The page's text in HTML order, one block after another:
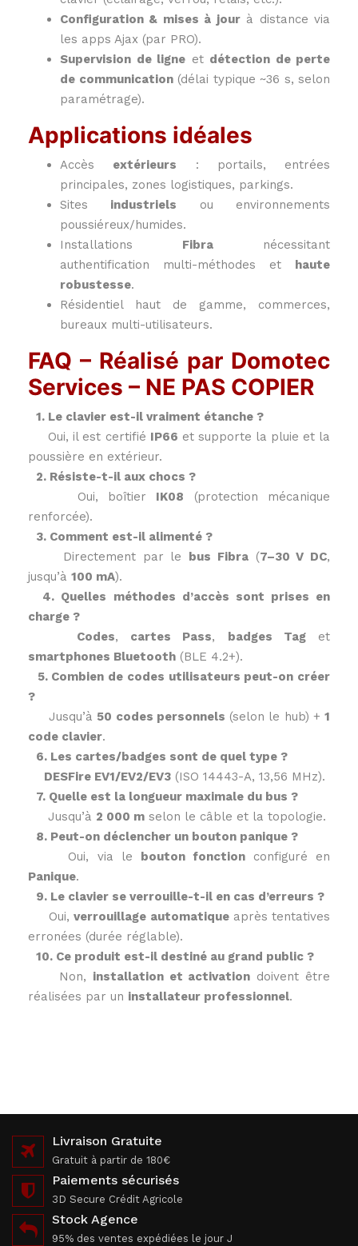
Configuration & mises à jourà distance via
les apps Ajax (par PRO).
Supervision de ligne et détection de perte
de communication(délai typique ~36 s, selon
paramétrage).
Applications idéales
Accès extérieurs : portails, entrées
principales, zones logistiques, parkings.
Sites industriels ou environnements
poussiéreux/humides.
Installations Fibra nécessitant
authentification multi-méthodes et haute
robustesse.
Résidentiel haut de gamme, commerces,
bureaux multi-utilisateurs.
FAQ – Réalisé par Domotec
Services – NE PAS COPIER
1. Le clavier est-il vraiment étanche ?
Oui, il est certifié IP66 et supporte la pluie et la
poussière en extérieur.
2. Résiste-t-il aux chocs ?
Oui, boîtier IK08 (protection mécanique
renforcée).
3. Comment est-il alimenté ?
Directement par le bus Fibra(7–30 V DC,
jusqu’à 100 mA).
4. Quelles méthodes d’accès sont prises en
charge ?
Codes, cartes Pass, badges Taget
smartphones Bluetooth (BLE 4.2+).
5. Combien de codes utilisateurs peut-on créer
?
Jusqu’à 50 codes personnels (selon le hub) +1
code clavier.
6. Les cartes/badges sont de quel type ?
DESFire EV1/EV2/EV3 (ISO 14443-A, 13,56 MHz).
7. Quelle est la longueur maximale du bus ?
Jusqu’à 2 000 m selon le câble et la topologie.
8. Peut-on déclencher un bouton panique ?
Oui, via le bouton fonctionconfiguré en
Panique.
9. Le clavier se verrouille-t-il en cas d’erreurs ?
Oui,verrouillage automatiqueaprès tentatives
erronées (durée réglable).
10. Ce produit est-il destiné au grand public ?
Non, installation et activation doivent être
réalisées par un installateur professionnel.
Livraison Gratuite
Gratuit à partir de 180€
Paiements sécurisés
3D Secure Crédit Agricole
Stock Agence
95% des ventes expédiées le jour J